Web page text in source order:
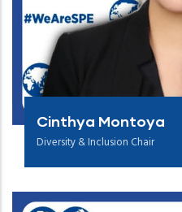
Cinthya Montoya
Diversity & Inclusion Chair